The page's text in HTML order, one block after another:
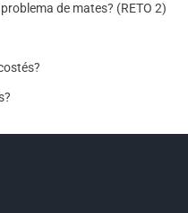
de mates? (RETO 2)